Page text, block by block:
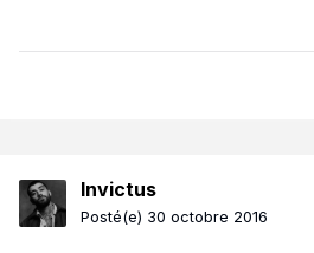
Invictus
Posté(e) 30 octobre 2016